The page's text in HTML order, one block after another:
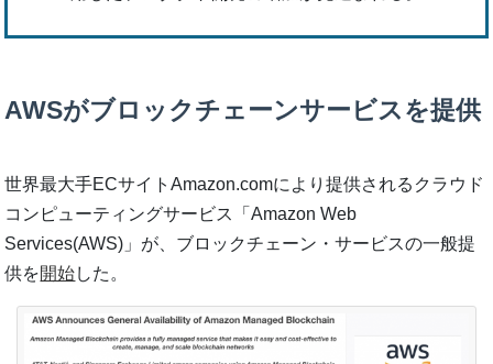
AWSがブロックチェーンサービスを提供
世界最大手ECサイトAmazon.comにより提供されるクラウド
コンピューティングサービス「Amazon Web
Services(AWS)」が、ブロックチェーン・サービスの一般提
供を開始した。